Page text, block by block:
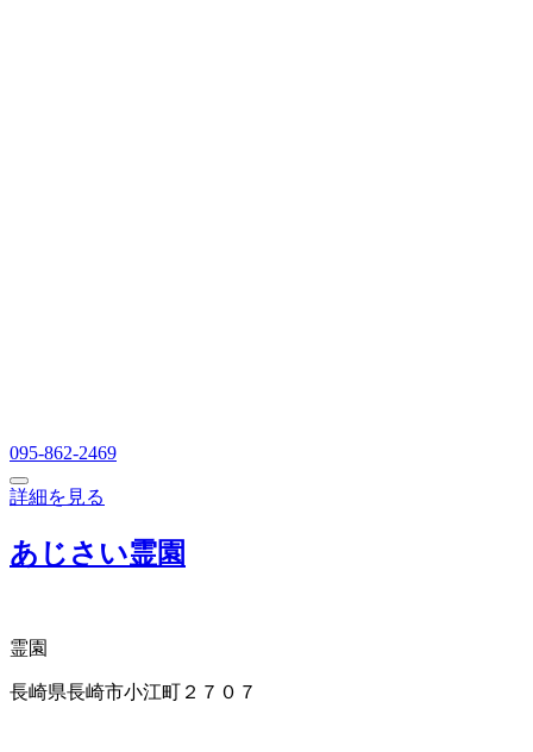
095-862-2469
詳細を見る
あじさい霊園
霊園
長崎県長崎市小江町２７０７